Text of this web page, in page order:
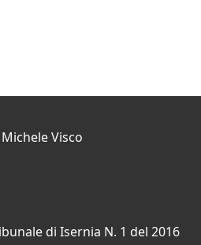
Visco
di Isernia N. 1 del 2016